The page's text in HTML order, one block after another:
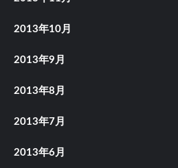
2013年10月
2013年9月
2013年8月
2013年7月
2013年6月